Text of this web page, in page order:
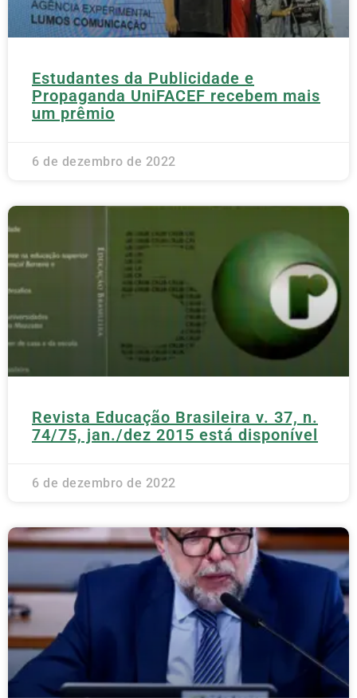
Estudantes da Publicidade e
Propaganda UniFACEF recebem mais
um prêmio
6 de dezembro de 2022
Revista Educação Brasileira v. 37, n.
74/75, jan./dez 2015 está disponível
6 de dezembro de 2022